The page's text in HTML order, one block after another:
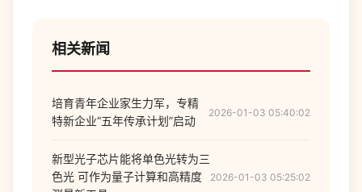
相关新闻
培育青年企业家生力军，专精
特新企业“五年传承计划”启动
2026-01-03 05:40:02
新型光子芯片能将单色光转为三
色光 可作为量子计算和高精度
2026-01-03 05:25:02